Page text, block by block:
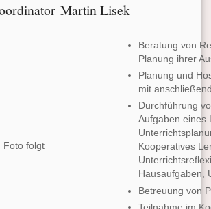
Martin Lisek
Foto folgt
Beratung von
Planung ihrer
Planung und
mit
Durchführung
Aufgaben eines
Kooperatives
Hausaufgaben,
Betreuung von
Teilnahme im